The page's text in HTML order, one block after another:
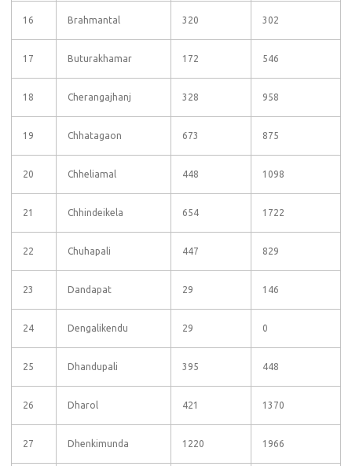
16 Brahmantal 320 302
17 Buturakhamar 172 546
18 Cherangajhanj 328 958
19 Chhatagaon 673 875
20 Chheliamal 448 1098
21 Chhindeikela 654 1722
22 Chuhapali 447 829
23 Dandapat 29 146
24 Dengalikendu 29 0
25 Dhandupali 395 448
26 Dharol 421 1370
27 Dhenkimunda 1220 1966